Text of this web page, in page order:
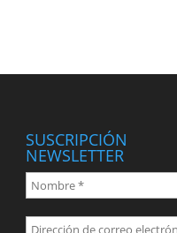
SUSCRIPCIÓN
NEWSLETTER